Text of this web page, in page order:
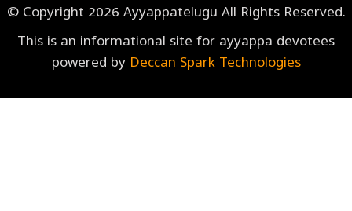
© Copyright 2026 Ayyappatelugu All Rights Reserved.
This is an informational site for ayyappa devotees
powered by Deccan Spark Technologies